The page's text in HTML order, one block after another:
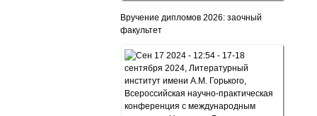
Вручение дипломов 2026: заочный
факультет